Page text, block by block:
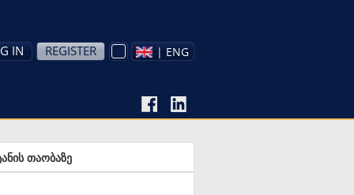
IN REGISTER | ENG
თაობაზე